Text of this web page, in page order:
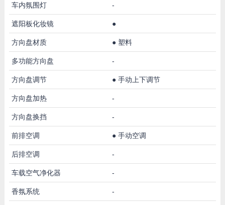
车内氛围灯 -
遮阳板化妆镜 ●
方向盘材质 ● 塑料
多功能方向盘 -
方向盘调节 ● 手动上下调节
方向盘加热 -
方向盘换挡 -
前排空调 ● 手动空调
后排空调 -
车载空气净化器 -
香氛系统 -